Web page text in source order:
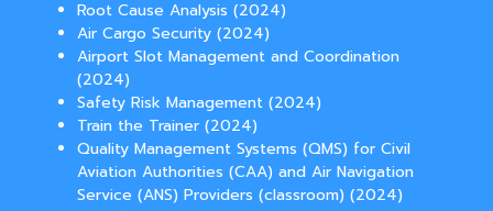
Root Cause Analysis (2024)
Air Cargo Security (2024)
Airport Slot Management and Coordination
(2024)
Safety Risk Management (2024)
Train the Trainer (2024)
Quality Management Systems (QMS) for Civil
Aviation Authorities (CAA) and Air Navigation
Service (ANS) Providers (classroom) (2024)